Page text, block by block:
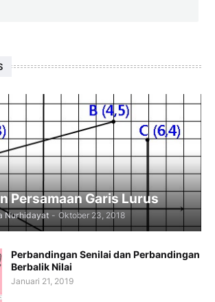
Persamaan Garis Lurus
Nurhidayat - Oktober 23, 2018
Perbandingan Senilai dan Perbandingan
Berbalik Nilai
Januari 21, 2019